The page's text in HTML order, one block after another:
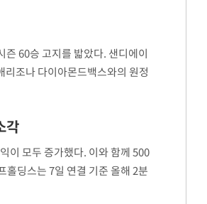
60승 고지를 밟았다. 샌디에이
조나 다이아몬드백스와의 원정
를 수확하며 2위 애리조나(
각
이 모두 증가했다. 이와 함께 500
홀딩스는 7일 연결 기준 올해 2분
이익은 853억원으로 15.6
SK하이닉스, 주당 375원 분기배당 결정…3
분기 중 추가 주주환원 발표
[속보]SK하이닉스, 주당 375원 분기 배
당…"3분기 중 주주환원 방안 확정"